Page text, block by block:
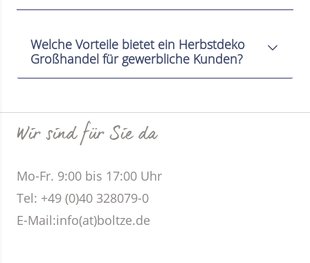
Welche Vorteile bietet ein Herbstdeko
Großhandel für gewerbliche Kunden?
Wir sind für Sie da
Mo-Fr. 9:00 bis 17:00 Uhr
Tel: +49 (0)40 328079-0
E-Mail:info(at)boltze.de